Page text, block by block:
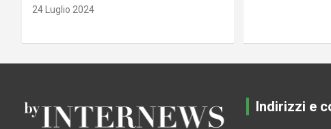
24 Luglio 2024
Indirizzi e